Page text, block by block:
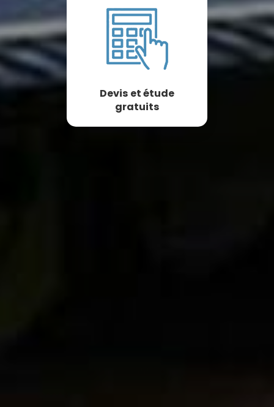
Devis et étude
gratuits